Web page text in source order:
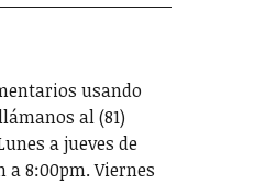
usando
al (81)
a jueves de
a 8:00pm. Viernes